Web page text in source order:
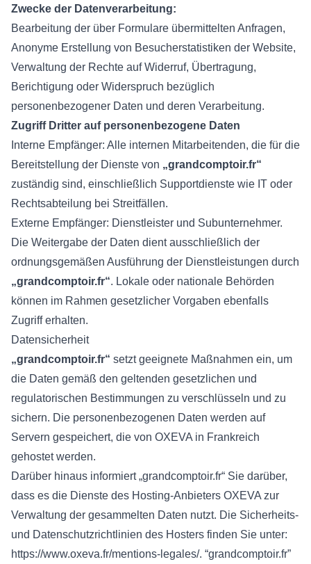
Zwecke der Datenverarbeitung:
Bearbeitung der über Formulare übermittelten Anfragen,
Anonyme Erstellung von Besucherstatistiken der Website,
Verwaltung der Rechte auf Widerruf, Übertragung,
Berichtigung oder Widerspruch bezüglich
personenbezogener Daten und deren Verarbeitung.
Zugriff Dritter auf personenbezogene Daten
Interne Empfänger: Alle internen Mitarbeitenden, die für die
Bereitstellung der Dienste von „grandcomptoir.fr“
zuständig sind, einschließlich Supportdienste wie IT oder
Rechtsabteilung bei Streitfällen.
Externe Empfänger: Dienstleister und Subunternehmer.
Die Weitergabe der Daten dient ausschließlich der
ordnungsgemäßen Ausführung der Dienstleistungen durch
„grandcomptoir.fr“. Lokale oder nationale Behörden
können im Rahmen gesetzlicher Vorgaben ebenfalls
Zugriff erhalten.
Datensicherheit
„grandcomptoir.fr“ setzt geeignete Maßnahmen ein, um
die Daten gemäß den geltenden gesetzlichen und
regulatorischen Bestimmungen zu verschlüsseln und zu
sichern. Die personenbezogenen Daten werden auf
Servern gespeichert, die von OXEVA in Frankreich
gehostet werden.
Darüber hinaus informiert „grandcomptoir.fr“ Sie darüber,
dass es die Dienste des Hosting-Anbieters OXEVA zur
Verwaltung der gesammelten Daten nutzt. Die Sicherheits-
und Datenschutzrichtlinien des Hosters finden Sie unter:
https://www.oxeva.fr/mentions-legales/. “grandcomptoir.fr”